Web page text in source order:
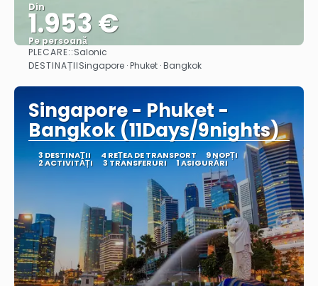
Din
1.953 €
Pe persoană
Vedea
PLECARE::Salonic
DESTINAȚIISingapore · Phuket · Bangkok
Singapore - Phuket -
Bangkok (11Days/9nights)
3 DESTINAŢII 4 REȚEA DE TRANSPORT 9 NOPȚI
2 ACTIVITĂȚI 3 TRANSFERURI 1 ASIGURĂRI